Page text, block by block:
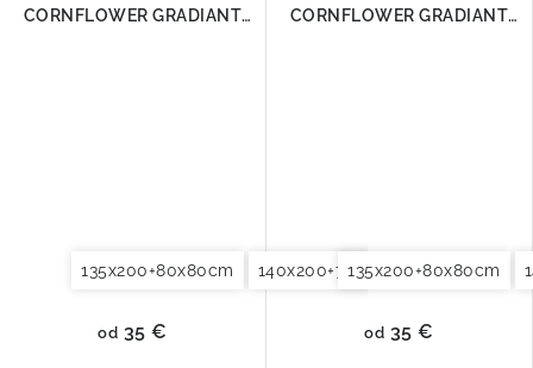
CORNFLOWER GRADIANT
135x200+80x80cm 140x200+70x90cm
od 35 €
CORNFLOWER GRADIANT
135x200+80x80cm
od 35 €